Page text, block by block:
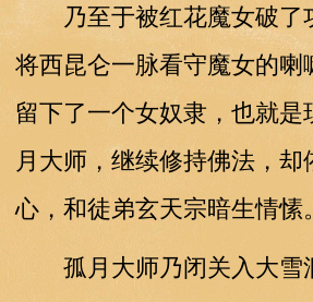
乃至于被红花魔女破了
将西昆仑一脉看守魔女的喇
留下了一个女奴隶，也就是
月大师，继续修持佛法，却
心，和徒弟玄天宗暗生情愫。
孤月大师乃闭关入大雪